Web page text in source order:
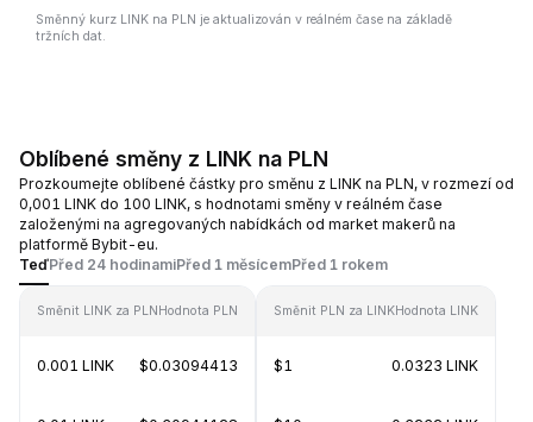
Směnný kurz LINK na PLN je aktualizován v reálném čase na základě
tržních dat.
Oblíbené směny z LINK na PLN
Prozkoumejte oblíbené částky pro směnu z LINK na PLN, v rozmezí od
0,001 LINK do 100 LINK, s hodnotami směny v reálném čase
založenými na agregovaných nabídkách od market makerů na
platformě Bybit-eu.
TeďPřed 24 hodinamiPřed 1 měsícemPřed 1 rokem
Směnit LINK za PLNHodnota PLN
0.001 LINK $0.03094413
Směnit PLN za LINKHodnota LINK
$1 0.0323 LINK